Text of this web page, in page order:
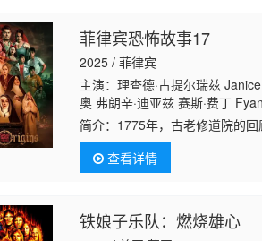
菲律宾恐怖故事17
2025 / 菲律宾
主演：理查德·古提尔瑞兹
奥 弗朗辛·迪亚兹 赛斯·费丁
娜 Arlene Muhlach 卡琳娜·包蒂
兹 Raven Rigor Dylan Yturralde
简介： 1775年，古老修道院的
圣节狂欢夜，面具杀手突袭街头
开启末日启
查看详情
铁娘子乐队：燃烧雄心